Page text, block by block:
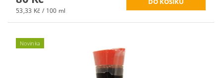
53,33 Kč / 100 ml
Novinka